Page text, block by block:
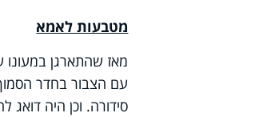
מטבעות לאמא
מאז שהתארגן במעונו
עם הצבור בחדר
סידורה. וכן היה